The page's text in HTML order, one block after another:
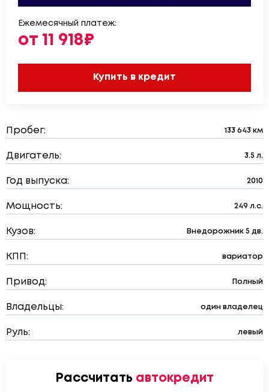
Ежемесячный платеж:
от 11 918₽
Купить в кредит
Пробег: 133 643 км
Двигатель: 3.5 л.
Год выпуска: 2010
Мощность: 249 л.с.
Кузов: Внедорожник 5 дв.
КПП: вариатор
Привод: Полный
Владельцы: один владелец
Руль: левый
Рассчитать автокредит